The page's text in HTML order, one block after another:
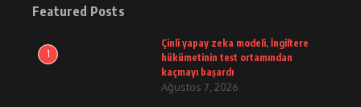
Featured Posts
1
Çinli yapay zeka modeli, İngiltere
hükümetinin test ortamından
kaçmayı başardı
Ağustos 7, 2026